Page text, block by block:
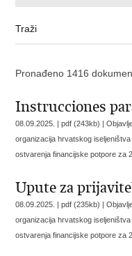
Pronađeno 1416
Instrucciones
08.09.2025. | pdf (243kb) |
organizacija hrvatskog
ostvarenja financijske potpore za
Upute za
08.09.2025. | pdf (235kb) |
organizacija hrvatskog
ostvarenja financijske potpore za